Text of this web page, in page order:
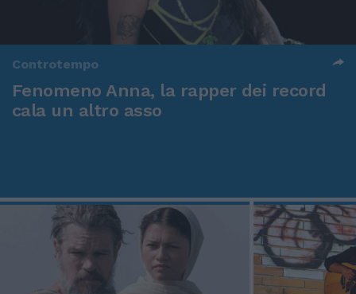
Controtempo
Fenomeno Anna, la rapper dei record
cala un altro asso